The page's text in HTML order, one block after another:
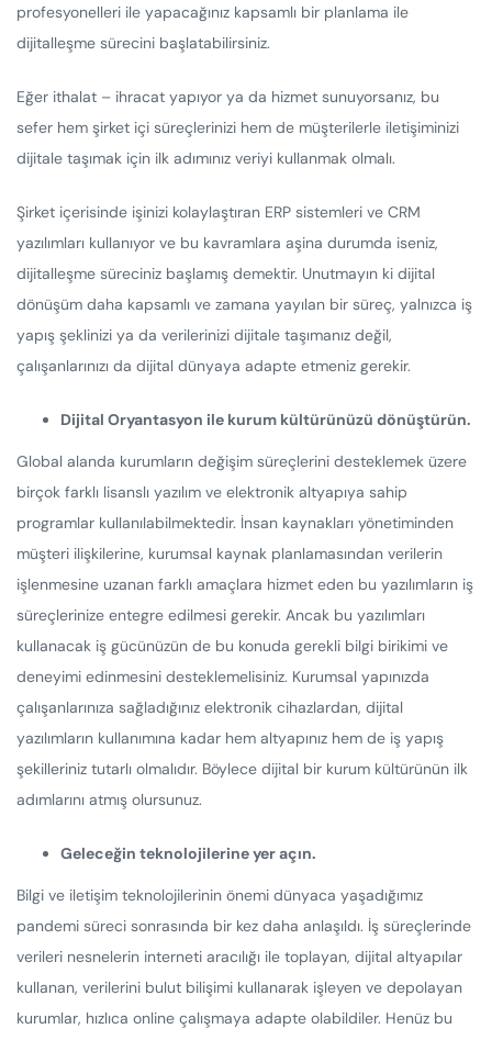
profesyonelleri ile yapacağınız kapsamlı bir planlama ile
dijitalleşme sürecini başlatabilirsiniz.
Eğer ithalat – ihracat yapıyor ya da hizmet sunuyorsanız, bu
sefer hem şirket içi süreçlerinizi hem de müşterilerle iletişiminizi
dijitale taşımak için ilk adımınız veriyi kullanmak olmalı.
Şirket içerisinde işinizi kolaylaştıran ERP sistemleri ve CRM
yazılımları kullanıyor ve bu kavramlara aşina durumda iseniz,
dijitalleşme süreciniz başlamış demektir. Unutmayın ki dijital
dönüşüm daha kapsamlı ve zamana yayılan bir süreç, yalnızca iş
yapış şeklinizi ya da verilerinizi dijitale taşımanız değil,
çalışanlarınızı da dijital dünyaya adapte etmeniz gerekir.
Dijital Oryantasyon ile kurum kültürünüzü dönüştürün.
Global alanda kurumların değişim süreçlerini desteklemek üzere
birçok farklı lisanslı yazılım ve elektronik altyapıya sahip
programlar kullanılabilmektedir. İnsan kaynakları yönetiminden
müşteri ilişkilerine, kurumsal kaynak planlamasından verilerin
işlenmesine uzanan farklı amaçlara hizmet eden bu yazılımların iş
süreçlerinize entegre edilmesi gerekir. Ancak bu yazılımları
kullanacak iş gücünüzün de bu konuda gerekli bilgi birikimi ve
deneyimi edinmesini desteklemelisiniz. Kurumsal yapınızda
çalışanlarınıza sağladığınız elektronik cihazlardan, dijital
yazılımların kullanımına kadar hem altyapınız hem de iş yapış
şekilleriniz tutarlı olmalıdır. Böylece dijital bir kurum kültürünün ilk
adımlarını atmış olursunuz.
Geleceğin teknolojilerine yer açın.
Bilgi ve iletişim teknolojilerinin önemi dünyaca yaşadığımız
pandemi süreci sonrasında bir kez daha anlaşıldı. İş süreçlerinde
verileri nesnelerin interneti aracılığı ile toplayan, dijital altyapılar
kullanan, verilerini bulut bilişimi kullanarak işleyen ve depolayan
kurumlar, hızlıca online çalışmaya adapte olabildiler. Henüz bu